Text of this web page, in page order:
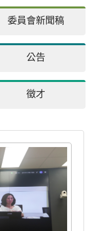
委員會新聞稿
公告
徵才